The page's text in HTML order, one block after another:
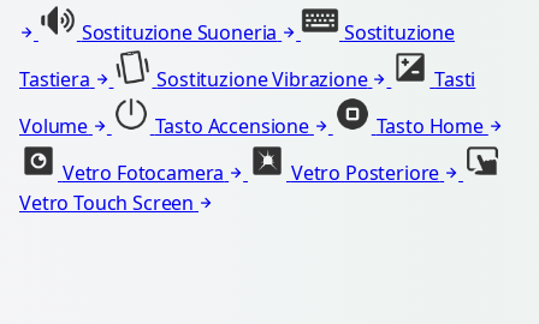
Sostituzione Suoneria
Sostituzione
Tastiera
Sostituzione Vibrazione
Tasti
Volume
Tasto Accensione
Tasto Home
Vetro Fotocamera
Vetro Posteriore
Vetro Touch Screen